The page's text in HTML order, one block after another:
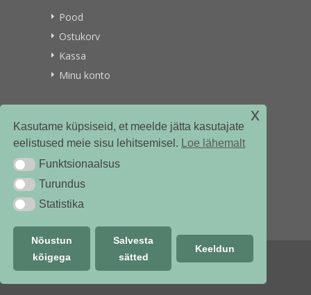
Kasutame küpsiseid, et meelde jätta kasutajate
eelistused meie sisu lehitsemisel. Loe lähemalt
Funktsionaalsus
Funktsionaalsus
TurundusTurundus
StatistikaStatistika
Nõustun
kõigega
Salvesta
sätted
Keeldun
x
Pood
Ostukorv
Kassa
Minu konto
VITAMIINIKULLER.EE
© vitamiinikuller.ee 2018